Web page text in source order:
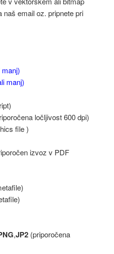
email oz. pripnete pri
manj)
ločljivost 600 dpi)
file )
izvoz v PDF
,JP2 (priporočena